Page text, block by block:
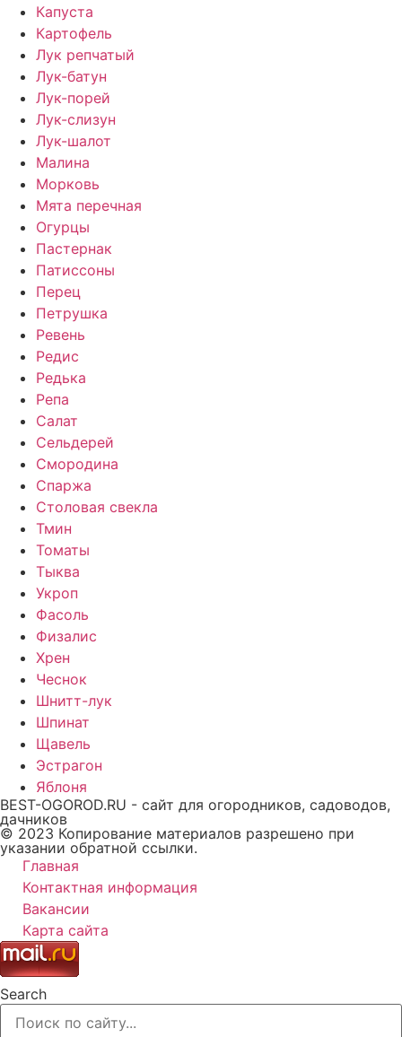
Капуста
Картофель
Лук репчатый
Лук-батун
Лук-порей
Лук-слизун
Лук-шалот
Малина
Морковь
Мята перечная
Огурцы
Пастернак
Патиссоны
Перец
Петрушка
Ревень
Редис
Редька
Репа
Салат
Сельдерей
Смородина
Спаржа
Столовая свекла
Тмин
Томаты
Тыква
Укроп
Фасоль
Физалис
Хрен
Чеснок
Шнитт-лук
Шпинат
Щавель
Эстрагон
Яблоня
BEST-OGOROD.RU - сайт для огородников, садоводов,
дачников
© 2023 Копирование материалов разрешено при
указании обратной ссылки.
Главная
Контактная информация
Вакансии
Карта сайта
Search